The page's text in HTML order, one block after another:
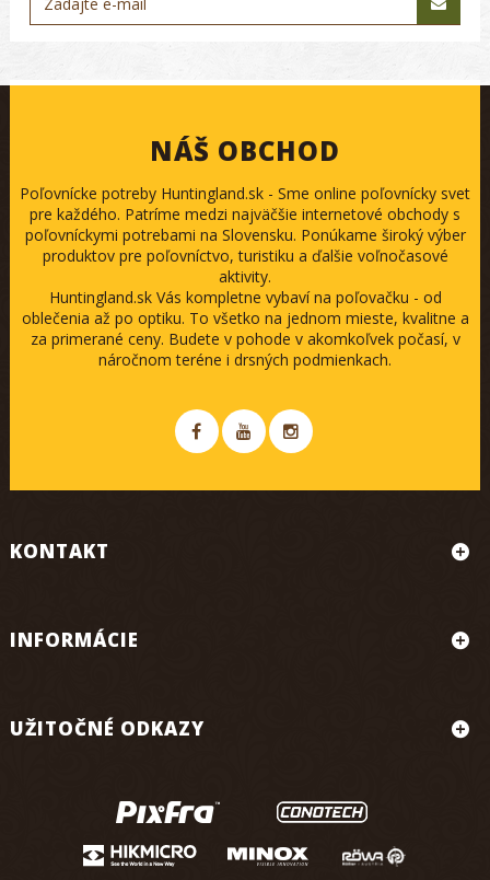
NÁŠ OBCHOD
Poľovnícke potreby Huntingland.sk - Sme online poľovnícky svet
pre každého. Patríme medzi najväčšie internetové obchody s
poľovníckymi potrebami na Slovensku. Ponúkame široký výber
produktov pre poľovníctvo, turistiku a ďalšie voľnočasové
aktivity.
Huntingland.sk Vás kompletne vybaví na poľovačku - od
oblečenia až po optiku. To všetko na jednom mieste, kvalitne a
za primerané ceny. Budete v pohode v akomkoľvek počasí, v
náročnom teréne i drsných podmienkach.
KONTAKT
INFORMÁCIE
UŽITOČNÉ ODKAZY